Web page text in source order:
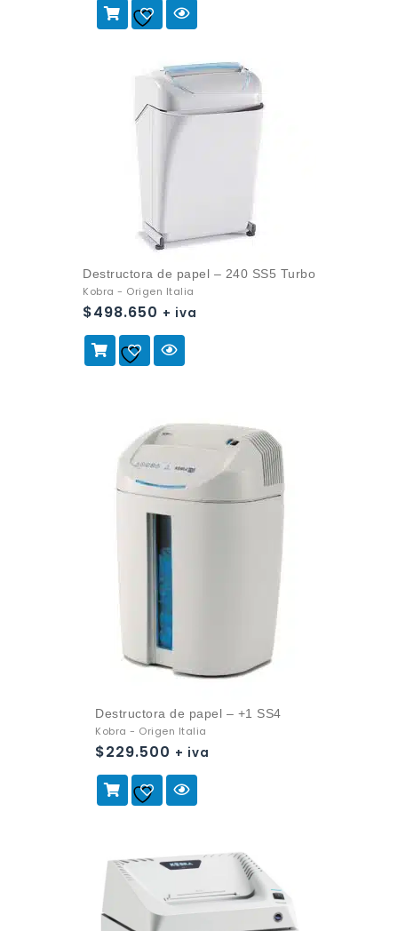
Destructora de papel – 240 SS5 Turbo
Kobra - Origen Italia
$498.650 + iva
Destructora de papel – +1 SS4
Kobra - Origen Italia
$229.500 + iva